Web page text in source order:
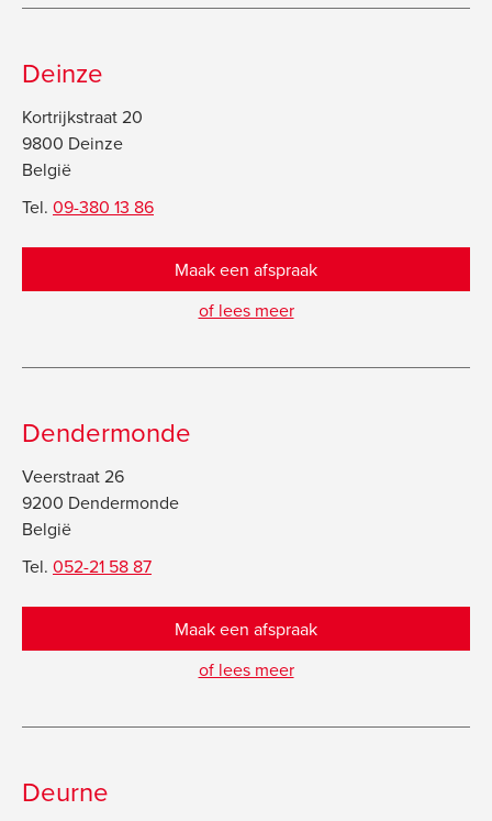
Deinze
Kortrijkstraat 20
9800 Deinze
België
Tel. 09-380 13 86
Maak een afspraak
of lees meer
Dendermonde
Veerstraat 26
9200 Dendermonde
België
Tel. 052-21 58 87
Maak een afspraak
of lees meer
Deurne